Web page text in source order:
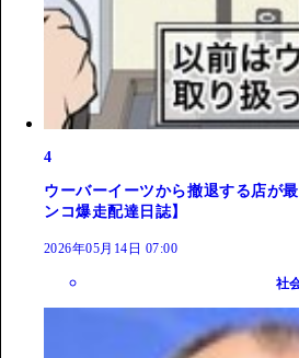
4
ウーバーイーツから撤退する店が
ンコ爆走配達日誌】
2026年05月14日 07:00
社